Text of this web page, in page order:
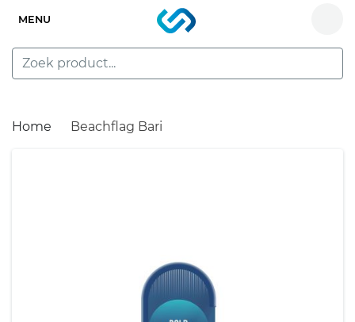
MENU
Home Beachflag Bari